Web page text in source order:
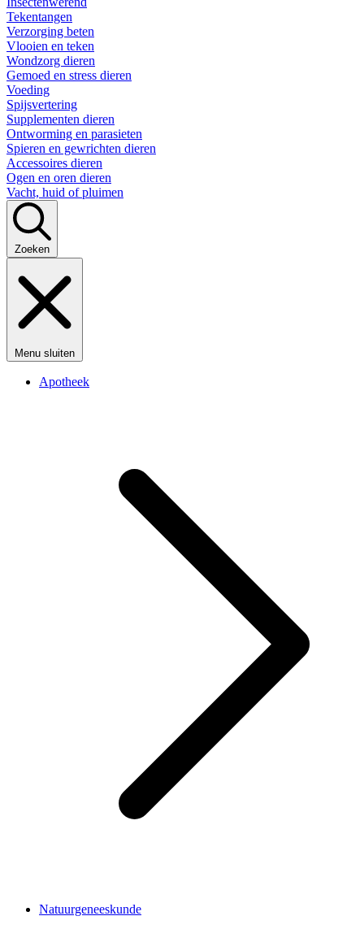
Tekentangen
Verzorging beten
Vlooien en teken
Wondzorg dieren
Gemoed en stress dieren
Voeding
Spijsvertering
Supplementen dieren
Ontworming en parasieten
Spieren en gewrichten dieren
Accessoires dieren
Ogen en oren dieren
Vacht, huid of pluimen
Zoeken
Menu sluiten
Apotheek
Natuurgeneeskunde